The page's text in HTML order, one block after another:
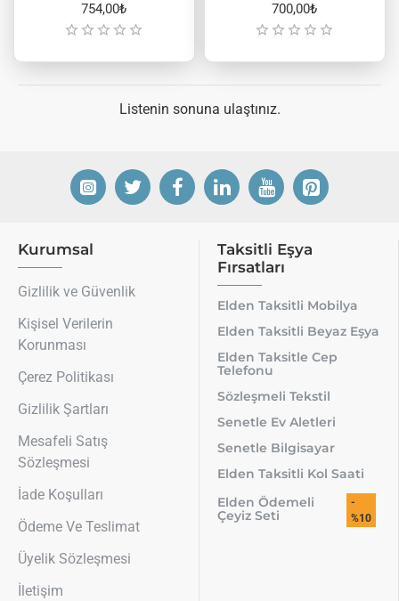
754,00₺ 700,00₺
Listenin sonuna ulaştınız.
Kurumsal
Gizlilik ve Güvenlik
Kişisel Verilerin
Korunması
Çerez Politikası
Gizlilik Şartları
Mesafeli Satış
Sözleşmesi
İade Koşulları
Ödeme Ve Teslimat
Üyelik Sözleşmesi
İletişim
Taksitli Eşya
Fırsatları
Elden Taksitli Mobilya
Elden Taksitli Beyaz Eşya
Elden Taksitle Cep
Telefonu
Sözleşmeli Tekstil
Senetle Ev Aletleri
Senetle Bilgisayar
Elden Taksitli Kol Saati
Elden Ödemeli
Çeyiz Seti
-
%10